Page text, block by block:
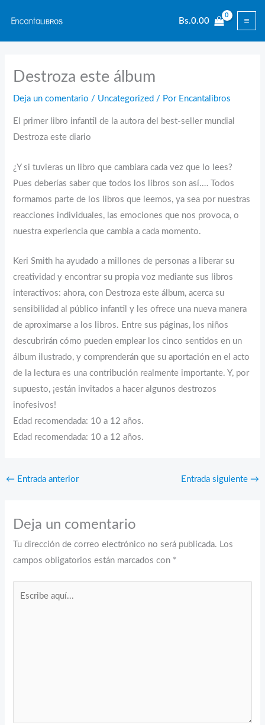
contenido
Bs.0.00
Destroza este álbum
Deja un comentario / Uncategorized / Por Encantalibros
El primer libro infantil de la autora del best-seller mundial
Destroza este diario
¿Y si tuvieras un libro que cambiara cada vez que lo lees?
Pues deberías saber que todos los libros son así.… Todos
formamos parte de los libros que leemos, ya sea por nuestras
reacciones individuales, las emociones que nos provoca, o
nuestra experiencia que cambia a cada momento.
Keri Smith ha ayudado a millones de personas a liberar su
creatividad y encontrar su propia voz mediante sus libros
interactivos: ahora, con Destroza este álbum, acerca su
sensibilidad al público infantil y les ofrece una nueva manera
de aproximarse a los libros. Entre sus páginas, los niños
descubrirán cómo pueden emplear los cinco sentidos en un
álbum ilustrado, y comprenderán que su aportación en el acto
de la lectura es una contribución realmente importante. Y, por
supuesto, ¡están invitados a hacer algunos destrozos
inofesivos!
Edad recomendada: 10 a 12 años.
Edad recomendada: 10 a 12 años.
← Entrada anterior Entrada siguiente →
Deja un comentario
Tu dirección de correo electrónico no será publicada. Los
campos obligatorios están marcados con *